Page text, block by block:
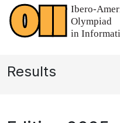
Results